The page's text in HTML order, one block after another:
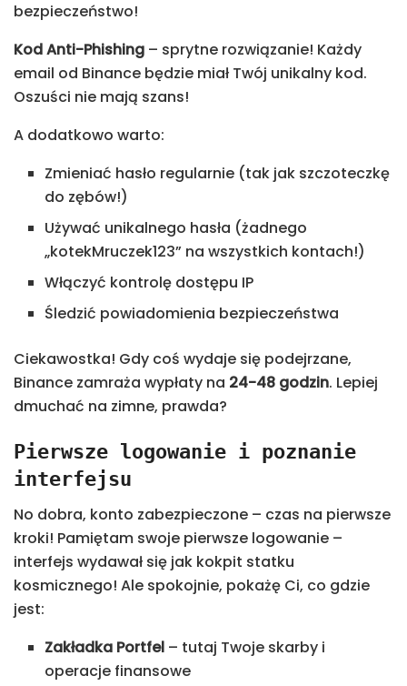
bezpieczeństwo!
Kod Anti-Phishing – sprytne rozwiązanie! Każdy
email od Binance będzie miał Twój unikalny kod.
Oszuści nie mają szans!
A dodatkowo warto:
Zmieniać hasło regularnie (tak jak szczoteczkę
do zębów!)
Używać unikalnego hasła (żadnego
„kotekMruczek123” na wszystkich kontach!)
Włączyć kontrolę dostępu IP
Śledzić powiadomienia bezpieczeństwa
Ciekawostka! Gdy coś wydaje się podejrzane,
Binance zamraża wypłaty na 24-48 godzin. Lepiej
dmuchać na zimne, prawda?
Pierwsze logowanie i poznanie
interfejsu
No dobra, konto zabezpieczone – czas na pierwsze
kroki! Pamiętam swoje pierwsze logowanie –
interfejs wydawał się jak kokpit statku
kosmicznego! Ale spokojnie, pokażę Ci, co gdzie
jest:
Zakładka Portfel – tutaj Twoje skarby i
operacje finansowe